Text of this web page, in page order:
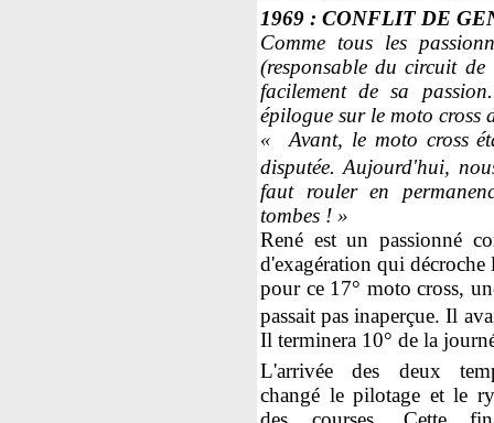
1969 : CONFLIT DE
Comme tous les
(responsable du circuit
facilement de sa
épilogue sur le moto
« Avant, le moto cross
disputée. Aujourd'hui,
faut rouler en
tombes ! »
René est un passionné
d'exagération qui
pour ce 17° moto cross,
passait pas inaperçue. Il
Il terminera 10° de la
L'arrivée des deux
changé le pilotage et le